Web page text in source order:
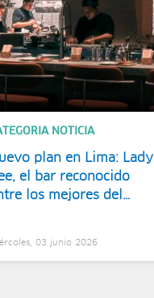
NOTICIA
plan en Lima: Lady
el bar reconocido
los mejores del
03 junio 2026